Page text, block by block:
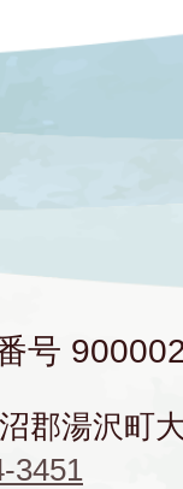
号
郡湯沢町
3451